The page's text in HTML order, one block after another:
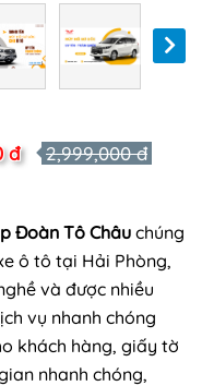
đ 2,999,000 đ
Đoàn Tô Châu chúng
ô tô tại Hải Phòng,
và được nhiều
vụ nhanh chóng
khách hàng, giấy tờ
nhanh chóng,